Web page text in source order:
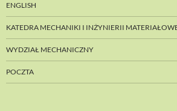
ENGLISH
KATEDRA MECHANIKI I INŻYNIERII
WYDZIAŁ MECHANICZNY
POCZTA